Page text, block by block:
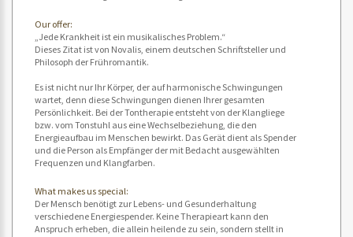
Our offer:
„Jede Krankheit ist ein musikalisches Problem.“
Dieses Zitat ist von Novalis, einem deutschen Schriftsteller und
Philosoph der Frühromantik.
Es ist nicht nur Ihr Körper, der auf harmonische Schwingungen
wartet, denn diese Schwingungen dienen Ihrer gesamten
Persönlichkeit. Bei der Tontherapie entsteht von der Klangliege
bzw. vom Tonstuhl aus eine Wechselbeziehung, die den
Energieaufbau im Menschen bewirkt. Das Gerät dient als Spender
und die Person als Empfänger der mit Bedacht ausgewählten
Frequenzen und Klangfarben.
What makes us special:
Der Mensch benötigt zur Lebens- und Gesunderhaltung
verschiedene Energiespender. Keine Therapieart kann den
Anspruch erheben, die allein heilende zu sein, sondern stellt in